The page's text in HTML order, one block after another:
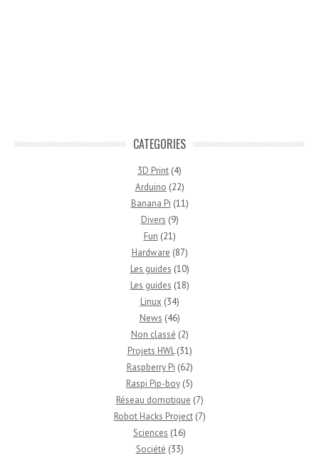
CATEGORIES
3D Print (4)
Arduino (22)
Banana Pi (11)
Divers (9)
Fun (21)
Hardware (87)
Les guides (10)
Les guides (18)
Linux (34)
News (46)
Non classé (2)
Projets HWL(31)
Raspberry Pi (62)
Raspi Pip-boy (5)
Réseau domotique (7)
Robot Hacks Project(7)
Sciences (16)
Société (33)